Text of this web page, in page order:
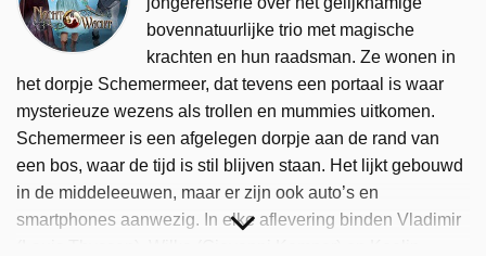
bovennatuurlijke trio met magische
krachten en hun raadsman. Ze wonen in
het dorpje Schemermeer, dat tevens een portaal is waar
mysterieuze wezens als trollen en mummies uitkomen.
Schemermeer is een afgelegen dorpje aan de rand van
een bos, waar de tijd is stil blijven staan. Het lijkt gebouwd
in de middeleeuwen, maar er zijn ook auto’s en
smartphones aanwezig. In elke aflevering binden Vladimir